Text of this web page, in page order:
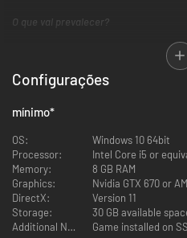
O que vai prevalecer?
]Unashamedly authentic voice
configuração padrão, para uma
Do criador de The Town of Light.
O segundo jogo da LKA, criadora
especialista em jogos narrativos
em assuntos complicados.
Narrativa profunda e pesada a
Martha Is Dead debruça-se
psicológica de um período
Configurações
mínimo*
OS:
Windows 10 64bit
Processor:
Intel Core i5 or
Memory:
8 GB RAM
Graphics:
Nvidia GTX 670 or
DirectX:
Version 11
Storage:
30 GB available
Additional Notes:
Game installed on